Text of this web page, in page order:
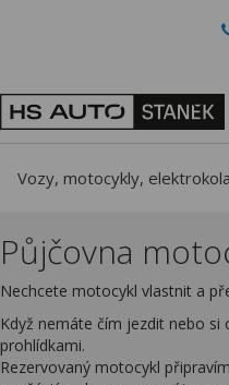
Vozy, motocykly, elektrokola
Půjčovna
Nechcete motocykl vlastnit a
Když nemáte čím jezdit nebo
prohlídkami.
Rezervovaný motocykl